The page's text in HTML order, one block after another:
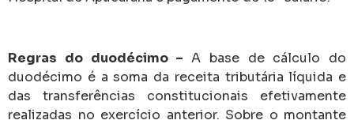
Regras do duodécimo – A base de cálculo do
duodécimo é a soma da receita tributária líquida e
das transferências constitucionais efetivamente
realizadas no exercício anterior. Sobre o montante